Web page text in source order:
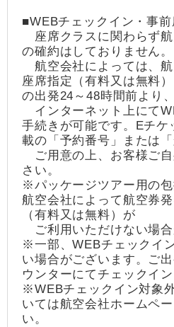
■WEBチェックイン・事
座席クラスに関わらず
の確約はしておりません。
航空会社によっては、
座席指定（有料又は無料
の出発24～48時間前より、
インターネット上にて
手続きが可能です。Eチケ
載の「予約番号」または
ご用意の上、お客様ご
さい。
※パッケージツアー用の包
航空会社によって航空券
（有料又は無料）が
ご利用いただけない場合
※一部、WEBチェックイ
い場合がございます。ご
ウンターにてチェックイン
※WEBチェックイン対象
いては航空会社ホームペ
い。